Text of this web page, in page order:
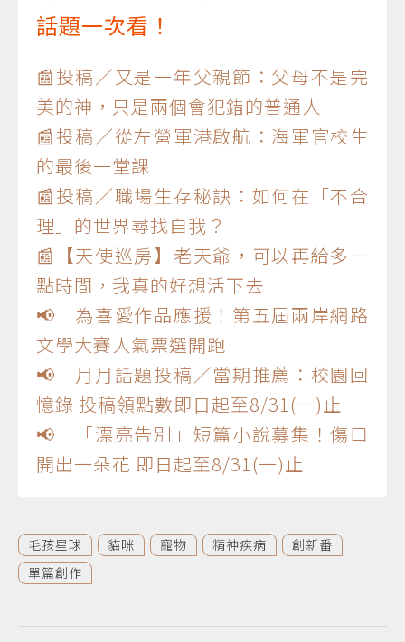
話題一次看！
📰投稿／又是一年父親節：父母不是完
美的神，只是兩個會犯錯的普通人
📰投稿／從左營軍港啟航：海軍官校生
的最後一堂課
📰投稿／職場生存秘訣：如何在「不合
理」的世界尋找自我？
📰【天使巡房】老天爺，可以再給多一
點時間，我真的好想活下去
📢 為喜愛作品應援！第五屆兩岸網路
文學大賽人氣票選開跑
📢 月月話題投稿／當期推薦：校園回
憶錄 投稿領點數即日起至8/31(一)止
📢 「漂亮告別」短篇小說募集！傷口
開出一朵花 即日起至8/31(一)止
毛孩星球 貓咪 寵物 精神疾病
創新番
單篇創作